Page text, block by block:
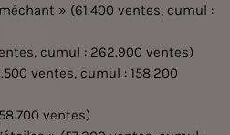
» (61.400 ventes, cumul :
cumul : 262.900 ventes)
ventes, cumul : 158.200
ventes)